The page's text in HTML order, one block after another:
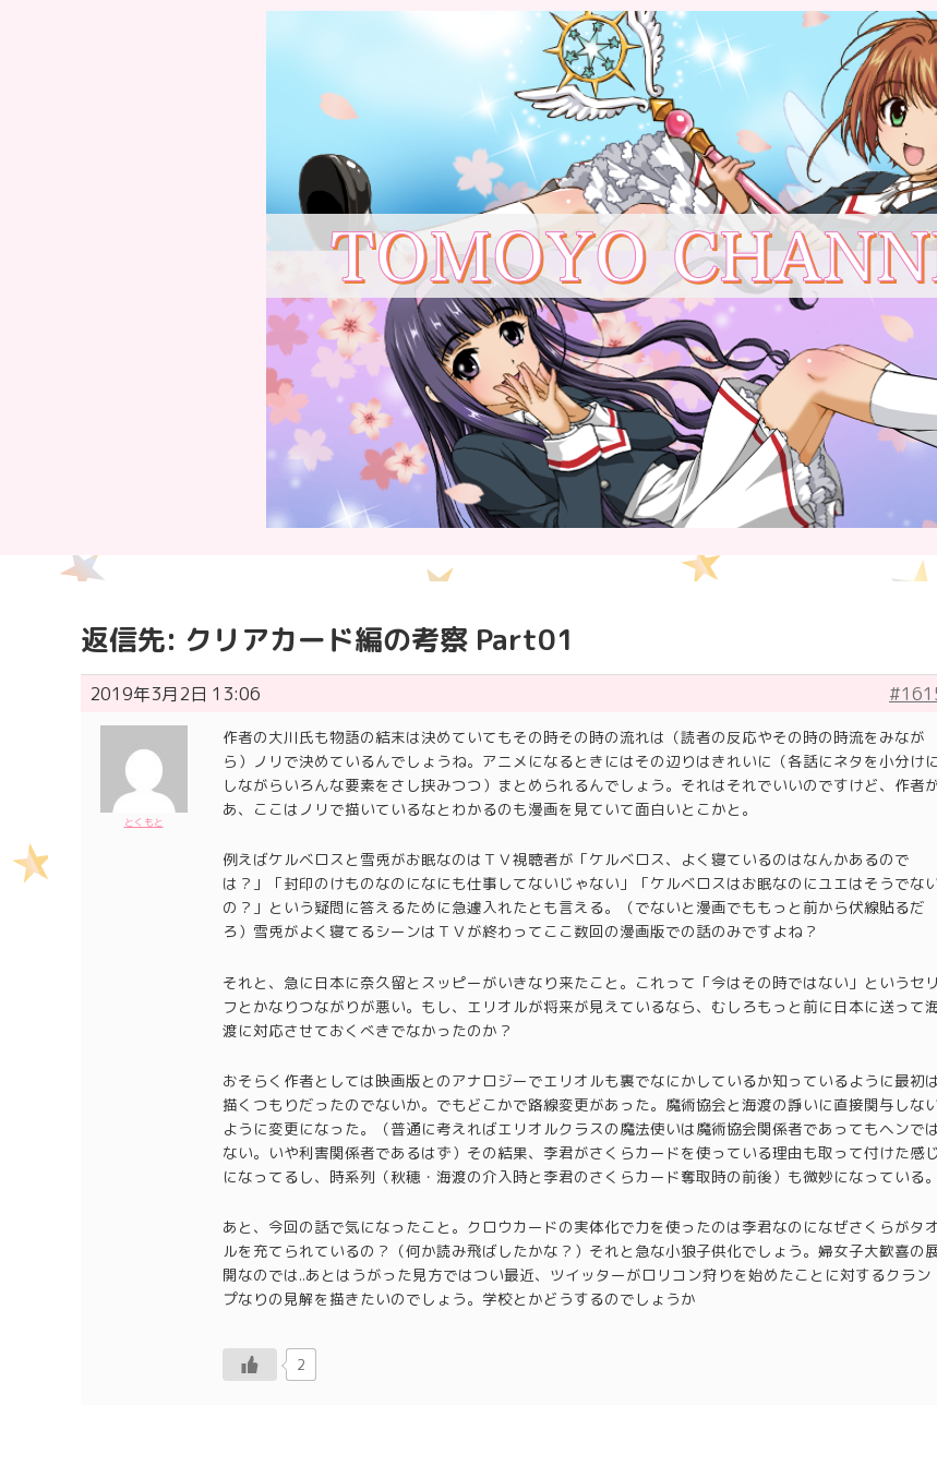
返信先: クリアカード編の考察 Part01
2019年3月2日 13:06
とくもと
作者の大川氏も物語の結末は決めていてもその時その時の流れは（読者の反応やその時の時流をみなが
ら）ノリで決めているんでしょうね。アニメになるときにはその辺りはきれいに（各話にネタを小分けに
しながらいろんな要素をさし挟みつつ）まとめられるんでしょう。それはそれでいいのですけど、作者
あ、ここはノリで描いているなとわかるのも漫画を見ていて面白いとこかと。
例えばケルベロスと雪兎がお眠なのはＴＶ視聴者が「ケルベロス、よく寝ているのはなんかあるので
は？」「封印のけものなのになにも仕事してないじゃない」「ケルベロスはお眠なのにユエはそうでな
の？」という疑問に答えるために急遽入れたとも言える。（でないと漫画でももっと前から伏線貼るだ
ろ）雪兎がよく寝てるシーンはＴＶが終わってここ数回の漫画版での話のみですよね？
それと、急に日本に奈久留とスッピーがいきなり来たこと。これって「今はその時ではない」というセリ
フとかなりつながりが悪い。もし、エリオルが将来が見えているなら、むしろもっと前に日本に送って
渡に対応させておくべきでなかったのか？
おそらく作者としては映画版とのアナロジーでエリオルも裏でなにかしているか知っているように最初は
描くつもりだったのでないか。でもどこかで路線変更があった。魔術協会と海渡の諍いに直接関与しな
ように変更になった。（普通に考えればエリオルクラスの魔法使いは魔術協会関係者であってもヘンでは
ない。いや利害関係者であるはず）その結果、李君がさくらカードを使っている理由も取って付けた感じ
になってるし、時系列（秋穂・海渡の介入時と李君のさくらカード奪取時の前後）も微妙になっている。
あと、今回の話で気になったこと。クロウカードの実体化で力を使ったのは李君なのになぜさくらがタオ
ルを充てられているの？（何か読み飛ばしたかな？）それと急な小狼子供化でしょう。婦女子大歓喜の
開なのでは..あとはうがった見方ではつい最近、ツイッターがロリコン狩りを始めたことに対するクラン
プなりの見解を描きたいのでしょう。学校とかどうするのでしょうか
2